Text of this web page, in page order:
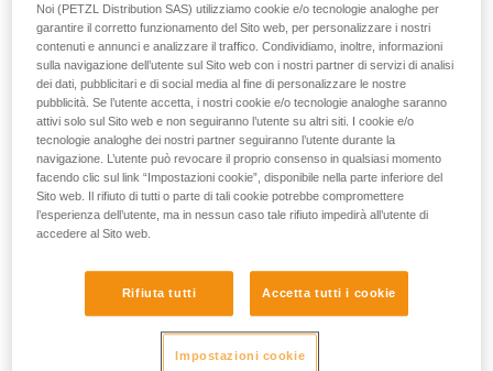
Noi (PETZL Distribution SAS) utilizziamo cookie e/o tecnologie analoghe per
garantire il corretto funzionamento del Sito web, per personalizzare i nostri
contenuti e annunci e analizzare il traffico. Condividiamo, inoltre, informazioni
sulla navigazione dell’utente sul Sito web con i nostri partner di servizi di analisi
dei dati, pubblicitari e di social media al fine di personalizzare le nostre
pubblicità. Se l’utente accetta, i nostri cookie e/o tecnologie analoghe saranno
attivi solo sul Sito web e non seguiranno l’utente su altri siti. I cookie e/o
tecnologie analoghe dei nostri partner seguiranno l’utente durante la
navigazione. L’utente può revocare il proprio consenso in qualsiasi momento
facendo clic sul link “Impostazioni cookie”, disponibile nella parte inferiore del
Sito web. Il rifiuto di tutti o parte di tali cookie potrebbe compromettere
l’esperienza dell’utente, ma in nessun caso tale rifiuto impedirà all’utente di
accedere al Sito web.
Rifiuta tutti Accetta tutti i cookie
Impostazioni cookie